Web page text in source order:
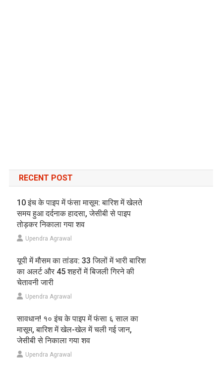
RECENT POST
10 इंच के पाइप में फंसा मासूम: बारिश में खेलते
समय हुआ दर्दनाक हादसा, जेसीबी से पाइप
तोड़कर निकाला गया शव
Upendra Agrawal
यूपी में मौसम का तांडव: 33 जिलों में भारी बारिश
का अलर्ट और 45 शहरों में बिजली गिरने की
चेतावनी जारी
Upendra Agrawal
सावधान! १० इंच के पाइप में फंसा ६ साल का
मासूम, बारिश में खेल-खेल में चली गई जान,
जेसीबी से निकाला गया शव
Upendra Agrawal